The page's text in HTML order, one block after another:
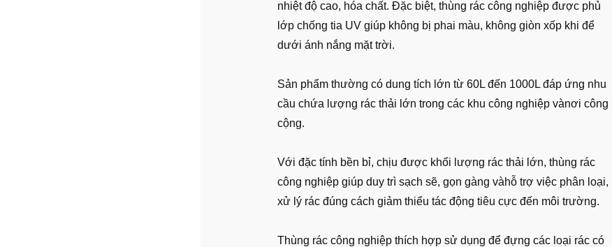
nhiệt độ cao, hóa chất. Đặc biệt, thùng rác công nghiệp được phủ
lớp chống tia UV giúp không bị phai màu, không giòn xốp khi để
dưới ánh nắng mặt trời.
Sản phẩm thường có dung tích lớn từ 60L đến 1000L đáp ứng nhu
cầu chứa lượng rác thải lớn trong các khu công nghiệp vànơi công
cộng.
Với đặc tính bền bỉ, chịu được khối lượng rác thải lớn, thùng rác
công nghiệp giúp duy trì sạch sẽ, gọn gàng vàhỗ trợ việc phân loại,
xử lý rác đúng cách giảm thiểu tác động tiêu cực đến môi trường.
Thùng rác công nghiệp thích hợp sử dụng để đựng các loại rác có